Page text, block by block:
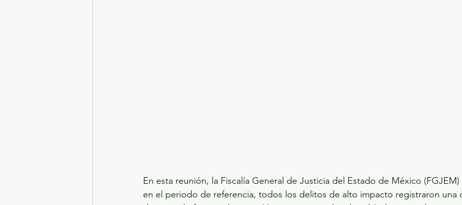
En esta reunión, la Fiscalía General de Justicia del Estado de México
en el periodo de referencia, todos los delitos de alto impacto registraron una